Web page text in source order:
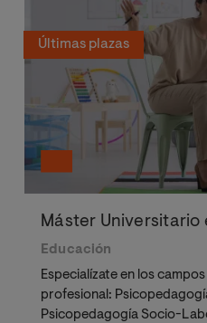
Últimas plazas
Máster Universitario
Educación
Especialízate en los
profesional:
Psicopedagogía Socio-